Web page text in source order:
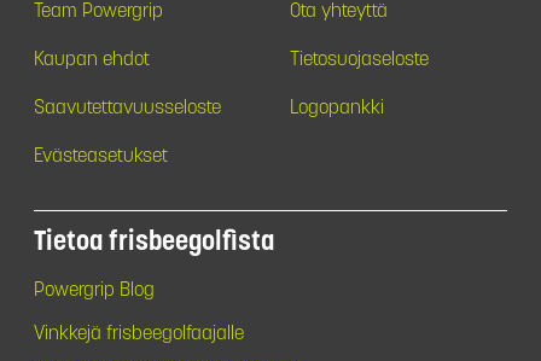
Team Powergrip Ota yhteyttä
Kaupan ehdot Tietosuojaseloste
Saavutettavuusseloste Logopankki
Evästeasetukset
Tietoa frisbeegolfista
Powergrip Blog
Vinkkejä frisbeegolfaajalle